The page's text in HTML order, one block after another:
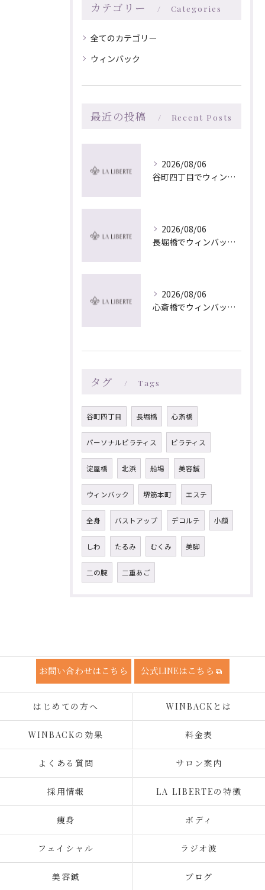
カテゴリー Categories
全てのカテゴリー
ウィンバック
最近の投稿 Recent Posts
2026/08/06
谷町四丁目でウィンバック×マッサージ｜LA LIBERTE
2026/08/06
長堀橋でウィンバック×マッサージ｜LA LIBERTE
2026/08/06
心斎橋でウィンバック×マッサージ｜LA LIBERTE
タグ Tags
谷町四丁目 長堀橋 心斎橋
パーソナルピラティス ピラティス
淀屋橋 北浜 船場 美容鍼
ウィンバック 堺筋本町 エステ
全身 バストアップ デコルテ 小顔
しわ たるみ むくみ 美脚
二の腕 二重あご
お問い合わせはこちら 公式LINEはこちら
はじめての方へ WINBACKとは
WINBACKの効果 料金表
よくある質問 サロン案内
採用情報 LA LIBERTEの特徴
痩身 ボディ
フェイシャル ラジオ波
美容鍼 ブログ